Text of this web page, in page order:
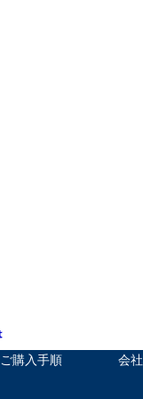
ご購入手順 会